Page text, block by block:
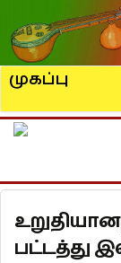
முகப்பு
பட்டத்து